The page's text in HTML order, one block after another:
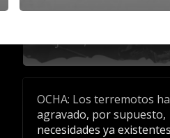
masiva
OCHA: Los terremotos
agravado, por supuesto,
necesidades ya existentes